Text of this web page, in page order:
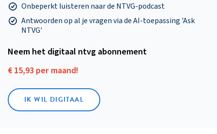
Onbeperkt luisteren naar de NTVG-podcast
Antwoorden op al je vragen via de AI-toepassing 'Ask
NTVG'
Neem het digitaal ntvg abonnement
€ 15,93 per maand!
IK WIL DIGITAAL